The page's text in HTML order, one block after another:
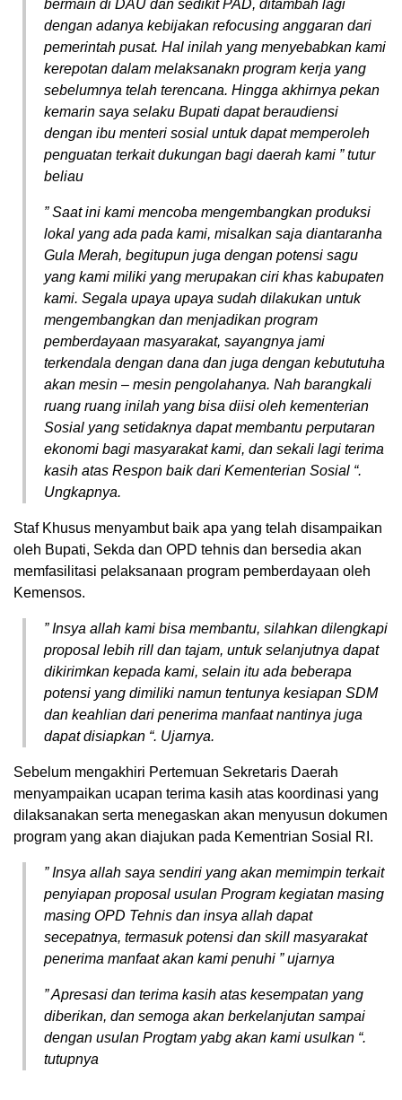
bermain di DAU dan sedikit PAD, ditambah lagi
dengan adanya kebijakan refocusing anggaran dari
pemerintah pusat. Hal inilah yang menyebabkan kami
kerepotan dalam melaksanakn program kerja yang
sebelumnya telah terencana. Hingga akhirnya pekan
kemarin saya selaku Bupati dapat beraudiensi
dengan ibu menteri sosial untuk dapat memperoleh
penguatan terkait dukungan bagi daerah kami ” tutur
beliau
” Saat ini kami mencoba mengembangkan produksi
lokal yang ada pada kami, misalkan saja diantaranha
Gula Merah, begitupun juga dengan potensi sagu
yang kami miliki yang merupakan ciri khas kabupaten
kami. Segala upaya upaya sudah dilakukan untuk
mengembangkan dan menjadikan program
pemberdayaan masyarakat, sayangnya jami
terkendala dengan dana dan juga dengan kebututuha
akan mesin – mesin pengolahanya. Nah barangkali
ruang ruang inilah yang bisa diisi oleh kementerian
Sosial yang setidaknya dapat membantu perputaran
ekonomi bagi masyarakat kami, dan sekali lagi terima
kasih atas Respon baik dari Kementerian Sosial “.
Ungkapnya.
Staf Khusus menyambut baik apa yang telah disampaikan
oleh Bupati, Sekda dan OPD tehnis dan bersedia akan
memfasilitasi pelaksanaan program pemberdayaan oleh
Kemensos.
” Insya allah kami bisa membantu, silahkan dilengkapi
proposal lebih rill dan tajam, untuk selanjutnya dapat
dikirimkan kepada kami, selain itu ada beberapa
potensi yang dimiliki namun tentunya kesiapan SDM
dan keahlian dari penerima manfaat nantinya juga
dapat disiapkan “. Ujarnya.
Sebelum mengakhiri Pertemuan Sekretaris Daerah
menyampaikan ucapan terima kasih atas koordinasi yang
dilaksanakan serta menegaskan akan menyusun dokumen
program yang akan diajukan pada Kementrian Sosial RI.
” Insya allah saya sendiri yang akan memimpin terkait
penyiapan proposal usulan Program kegiatan masing
masing OPD Tehnis dan insya allah dapat
secepatnya, termasuk potensi dan skill masyarakat
penerima manfaat akan kami penuhi ” ujarnya
” Apresasi dan terima kasih atas kesempatan yang
diberikan, dan semoga akan berkelanjutan sampai
dengan usulan Progtam yabg akan kami usulkan “.
tutupnya